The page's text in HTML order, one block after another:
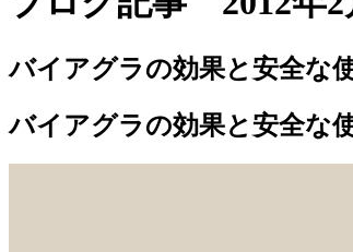
バイアグラの効果と安全な
バイアグラの効果と安全な